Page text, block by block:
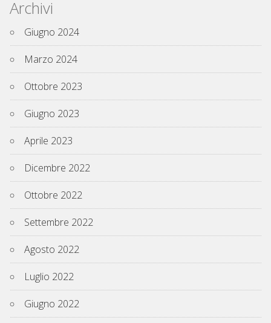
Archivi
Giugno 2024
Marzo 2024
Ottobre 2023
Giugno 2023
Aprile 2023
Dicembre 2022
Ottobre 2022
Settembre 2022
Agosto 2022
Luglio 2022
Giugno 2022